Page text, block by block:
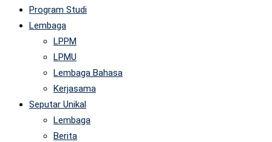
Program Studi
Lembaga
LPPM
LPMU
Lembaga Bahasa
Kerjasama
Seputar Unikal
Lembaga
Berita